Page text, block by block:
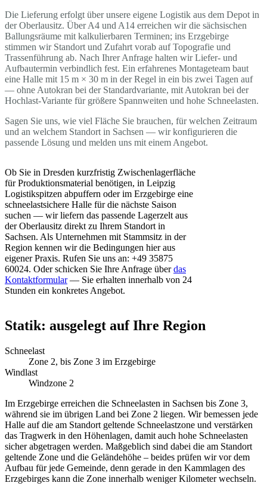
Die Lieferung erfolgt über unsere eigene Logistik aus dem Depot in
der Oberlausitz. Über A4 und A14 erreichen wir die sächsischen
Ballungsräume mit kalkulierbaren Terminen; ins Erzgebirge
stimmen wir Standort und Zufahrt vorab auf Topografie und
Trassenführung ab. Nach Ihrer Anfrage halten wir Liefer- und
Aufbautermin verbindlich fest. Ein erfahrenes Montageteam baut
eine Halle mit 15 m × 30 m in der Regel in ein bis zwei Tagen auf
— ohne Autokran bei der Standardvariante, mit Autokran bei der
Hochlast-Variante für größere Spannweiten und hohe Schneelasten.
Sagen Sie uns, wie viel Fläche Sie brauchen, für welchen Zeitraum
und an welchem Standort in Sachsen — wir konfigurieren die
passende Lösung und melden uns mit einem Angebot.
Ob Sie in Dresden kurzfristig Zwischenlagerfläche
für Produktionsmaterial benötigen, in Leipzig
Logistikspitzen abpuffern oder im Erzgebirge eine
schneelastsichere Halle für die nächste Saison
suchen — wir liefern das passende Lagerzelt aus
der Oberlausitz direkt zu Ihrem Standort in
Sachsen. Als Unternehmen mit Stammsitz in der
Region kennen wir die Bedingungen hier aus
eigener Praxis. Rufen Sie uns an: +49 35875
60024. Oder schicken Sie Ihre Anfrage überdas
Kontaktformular— Sie erhalten innerhalb von 24
Stunden ein konkretes Angebot.
Statik: ausgelegt auf Ihre Region
Schneelast
Zone 2, bis Zone 3 im Erzgebirge
Windlast
Windzone 2
Im Erzgebirge erreichen die Schneelasten in Sachsen bis Zone 3,
während sie im übrigen Land bei Zone 2 liegen. Wir bemessen jede
Halle auf die am Standort geltende Schneelastzone und verstärken
das Tragwerk in den Höhenlagen, damit auch hohe Schneelasten
sicher abgetragen werden. Maßgeblich sind dabei die am Standort
geltende Zone und die Geländehöhe – beides prüfen wir vor dem
Aufbau für jede Gemeinde, denn gerade in den Kammlagen des
Erzgebirges kann die Zone innerhalb weniger Kilometer wechseln.